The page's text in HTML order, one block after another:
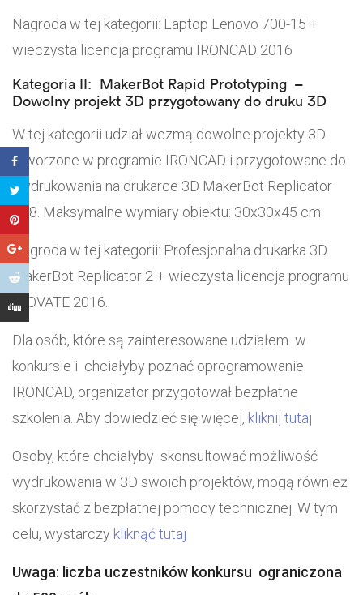
Nagroda w tej kategorii: Laptop Lenovo 700-15 +
wieczysta licencja programu IRONCAD 2016
Kategoria II: MakerBot Rapid Prototyping –
Dowolny projekt 3D przygotowany do druku 3D
W tej kategorii udział wezmą dowolne projekty 3D
stworzone w programie IRONCAD i przygotowane do
wydrukowania na drukarce 3D MakerBot Replicator
Z18. Maksymalne wymiary obiektu: 30x30x45 cm.
Nagroda w tej kategorii: Profesjonalna drukarka 3D
MakerBot Replicator 2 + wieczysta licencja programu
INOVATE 2016.
Dla osób, które są zainteresowane udziałem w
konkursie i chciałyby poznać oprogramowanie
IRONCAD, organizator przygotował bezpłatne
szkolenia. Aby dowiedzieć się więcej, kliknij tutaj
Osoby, które chciałyby skonsultować możliwość
wydrukowania w 3D swoich projektów, mogą również
skorzystać z bezpłatnej pomocy technicznej. W tym
celu, wystarczy kliknąć tutaj
Uwaga: liczba uczestników konkursu ograniczona